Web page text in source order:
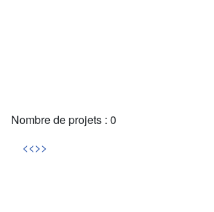
Nombre de projets : 0
<<>>